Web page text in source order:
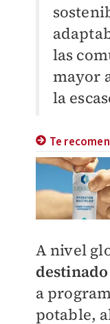
las
mayor
la
Te
A nivel
a
potable,